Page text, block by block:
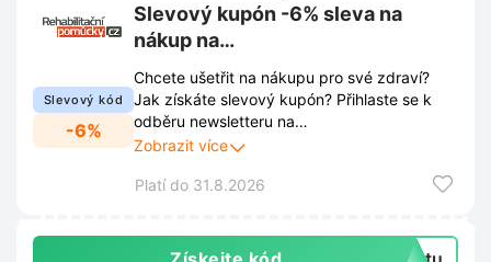
Slevový kód
-6%
Slevový kupón -6% sleva na
nákup na
Rehabilitacnipomucky.cz
Chcete ušetřit na nákupu pro své zdraví?
Jak získáte slevový kupón? Přihlaste se k
odběru newsletteru na
Rehabilitacnipomucky.cz a ihned získáte
a speciálních nabídkách.
Zobrazit více
Platí do 31.8.2026